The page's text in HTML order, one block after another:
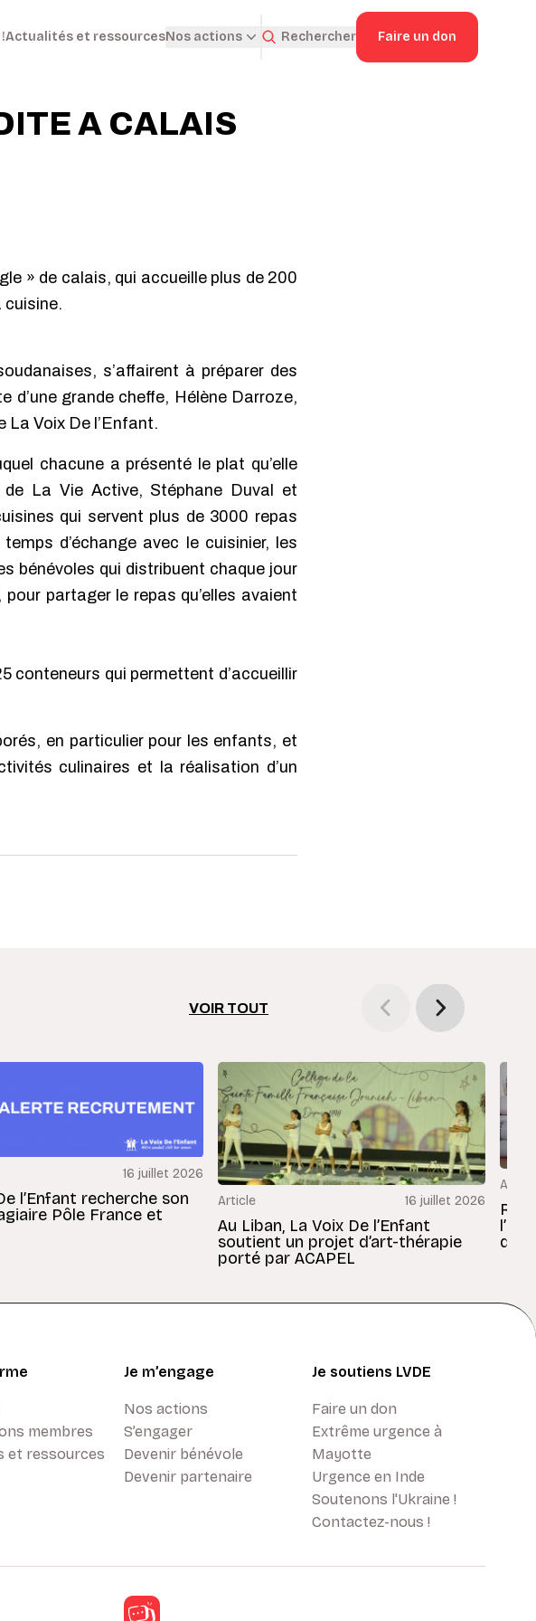
Actualités et ressourcesNos actions Rechercher Faire un don
A CALAIS
» de calais, qui accueille plus de 200
cuisine.
s’affairent à préparer des
d’une grande cheffe, Hélène Darroze,
La Voix De l’Enfant.
chacune a présenté le plat qu’elle
La Vie Active, Stéphane Duval et
qui servent plus de 3000 repas
d’échange avec le cuisinier, les
bénévoles qui distribuent chaque jour
partager le repas qu’elles avaient
conteneurs qui permettent d’accueillir
en particulier pour les enfants, et
culinaires et la réalisation d’un
VOIR TOUT
16 juillet 2026
l’Enfant recherche son
Pôle France et
Article 16 juillet 2026
Au Liban, La Voix De l’Enfant
soutient un projet d’art-thérapie
porté par ACAPEL
membres
et ressources
Je m’engage
Nos actions
S’engager
Devenir bénévole
Devenir partenaire
Je soutiens LVDE
Faire un don
Extrême urgence à
Mayotte
Urgence en Inde
Soutenons l'Ukraine !
Contactez-nous !